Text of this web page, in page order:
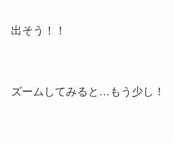
出そう！！
ズームしてみると…もう少し！